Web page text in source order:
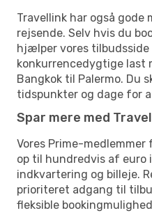
Travellink har også
rejsende. Selv hvis du
hjælper vores
konkurrencedygtige
Bangkok til Palermo. Du
tidspunkter og dage for
Spar mere med
Vores Prime-medlemmer
op til hundredvis af euro
indkvartering og billeje.
prioriteret adgang til
fleksible